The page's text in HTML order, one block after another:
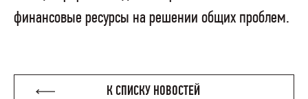
финансовые ресурсы на решении общих проблем.
К СПИСКУ НОВОСТЕЙ